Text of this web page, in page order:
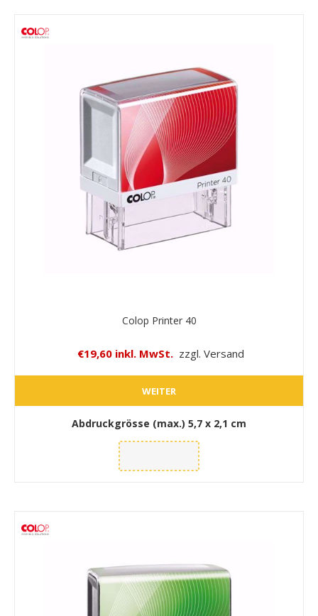
Colop Printer 40
€19,60 inkl. MwSt. zzgl. Versand
WEITER
Abdruckgrösse (max.) 5,7 x 2,1 cm